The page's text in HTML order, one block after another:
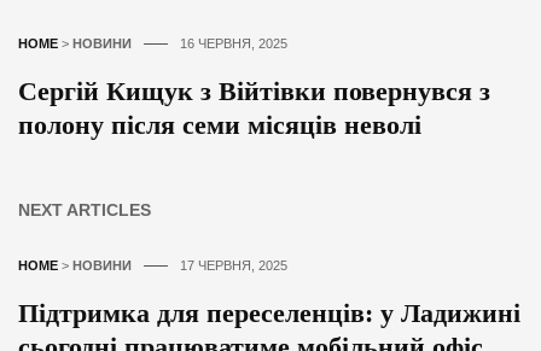
HOME > НОВИНИ 16 ЧЕРВНЯ, 2025
Сергій Кищук з Війтівки повернувся з
полону після семи місяців неволі
NEXT ARTICLES
HOME > НОВИНИ 17 ЧЕРВНЯ, 2025
Підтримка для переселенців: у Ладижині